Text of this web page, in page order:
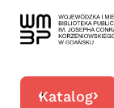
Katalog